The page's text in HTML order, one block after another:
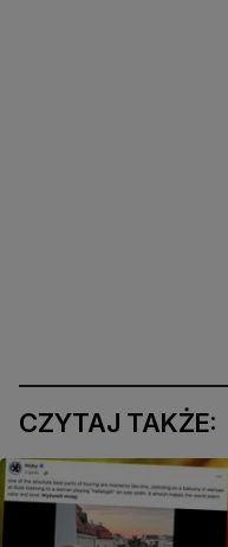
CZYTAJ TAKŻE: